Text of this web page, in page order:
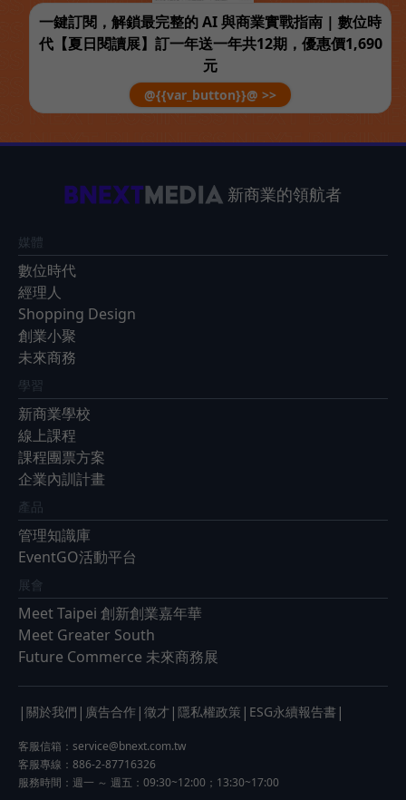
一鍵訂閱，解鎖最完整的 AI 與商業實戰指南 | 數位時
代【夏日閱讀展】訂一年送一年共12期，優惠價1,690
元
@{{var_button}}@ >>
新商業的領航者
媒體
數位時代
經理人
Shopping Design
創業小聚
未來商務
學習
新商業學校
線上課程
課程團票方案
企業內訓計畫
產品
管理知識庫
EventGO活動平台
展會
Meet Taipei 創新創業嘉年華
Meet Greater South
Future Commerce 未來商務展
| 關於我們 | 廣告合作 | 徵才 | 隱私權政策 | ESG永續報告書 |
客服信箱： service@bnext.com.tw
客服專線：886-2-87716326
服務時間：週一 ～ 週五：09:30~12:00；13:30~17:00